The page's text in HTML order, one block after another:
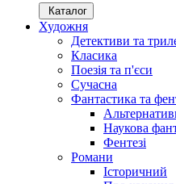
Каталог
Художня
Детективи та
Класика
Поезія та п'єси
Сучасна
Фантастика та
Наукова
Фентезі
Романи
Історичний